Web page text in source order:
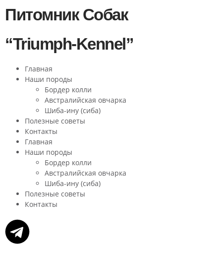
Питомник Собак
“Triumph-Kennel”
Главная
Наши породы
Бордер колли
Австралийская овчарка
Шиба-ину (сиба)
Полезные советы
Контакты
Главная
Наши породы
Бордер колли
Австралийская овчарка
Шиба-ину (сиба)
Полезные советы
Контакты